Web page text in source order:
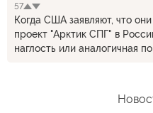
57
Когда США заявляют, что
проект "Арктик СПГ" в
наглость или аналогичная
пока его не вернули